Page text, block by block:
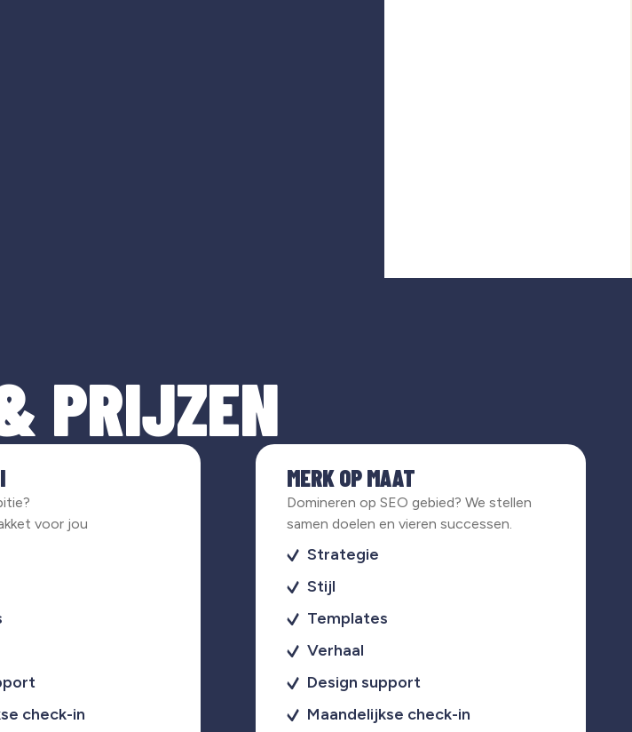
PRIJZEN
voor jou
check-in
MERK OP MAAT
Domineren op SEO gebied? We stellen
samen doelen en vieren successen.
Strategie
Stijl
Templates
Verhaal
Design support
Maandelijkse check-in